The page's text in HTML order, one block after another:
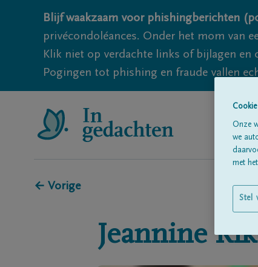
Blijf waakzaam voor phishingberichten
privécondoléances. Onder het mom van
Klik niet op verdachte links of bijlagen
Pogingen tot phishing en fraude vallen
← Vorige
Jeannine
Cookie
Onze
we
met
Stel